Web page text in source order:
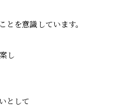
とを意識しています。
し
として